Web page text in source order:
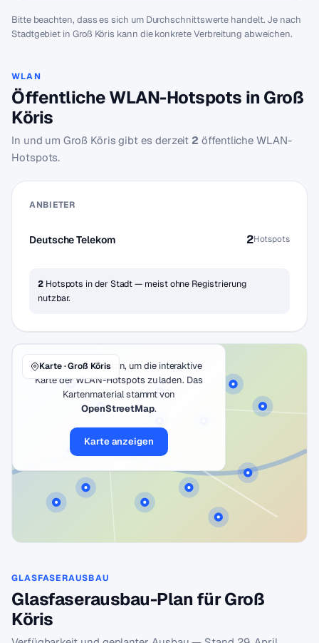
Bitte beachten, dass es sich um Durchschnittswerte handelt. Je nach
Stadtgebiet in Groß Köris kann die konkrete Verbreitung abweichen.
WLAN
Öffentliche WLAN-Hotspots in Groß
Köris
In und um Groß Köris gibt es derzeit 2 öffentliche WLAN-
Hotspots.
ANBIETER
Deutsche Telekom 2Hotspots
2Hotspots in der Stadt — meist ohne Registrierung
nutzbar.
Klicke auf den Button, um die interaktive
Karte der WLAN-Hotspots zu laden. Das
Kartenmaterial stammt von
OpenStreetMap.
Karte anzeigen
Karte · Groß Köris
GLASFASERAUSBAU
Glasfaserausbau-Plan für Groß
Köris